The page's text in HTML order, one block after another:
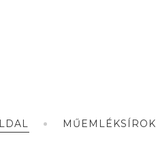
MŰEMLÉKSÍROK